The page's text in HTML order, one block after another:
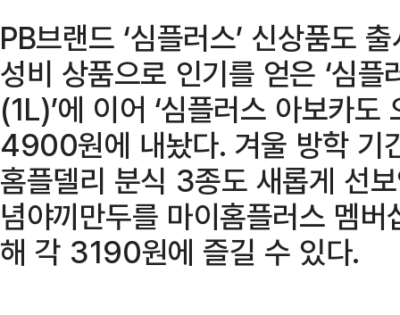
PB브랜드 ‘심플러스’ 신상품도
성비 상품으로 인기를 얻은 ‘심
(1L)’에 이어 ‘심플러스 아보카
4900원에 내놨다. 겨울 방학 기
홈플델리 분식 3종도 새롭게 선
념야끼만두를 마이홈플러스 멤
해 각 3190원에 즐길 수 있다.